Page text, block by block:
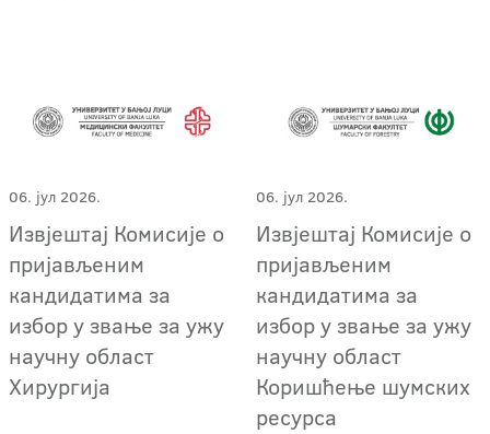
06. јул 2026.
Извјештај Комисије о
пријављеним
кандидатима за
избор у звање за ужу
научну област
Хирургија
06. јул 2026.
Извјештај Комисије о
пријављеним
кандидатима за
избор у звање за ужу
научну област
Коришћење шумских
ресурса